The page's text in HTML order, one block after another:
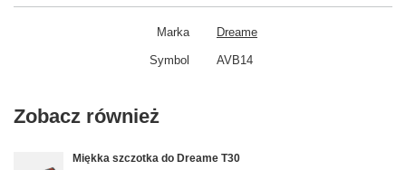
Marka Dreame
Symbol AVB14
Zobacz również
Miękka szczotka do Dreame T30